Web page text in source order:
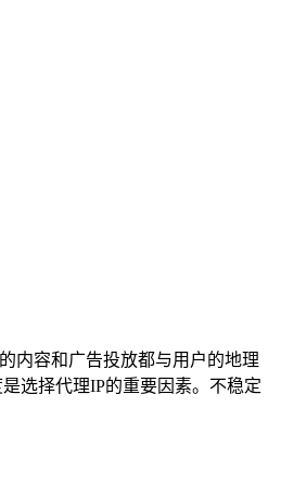
内容和广告投放都与用户的地理
选择代理IP的重要因素。不稳定